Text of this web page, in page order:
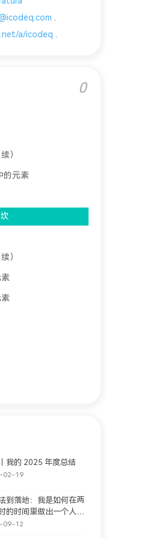
.
a/icodeq .
0
）
的元素
）
我的 2025 年度总结
02-19
到落地：我是如何在两
的时间里做出一个人格
的。(支持大家随意提
09-12